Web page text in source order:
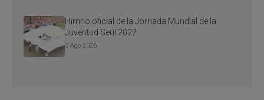
Himno oficial de la Jornada Mundial de la
Juventud Seúl 2027
3 Ago 2026